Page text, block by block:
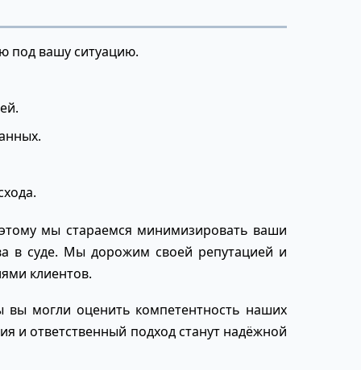
под вашу ситуацию.
мы стараемся минимизировать ваши
в суде. Мы дорожим своей репутацией и
клиентов.
могли оценить компетентность наших
и ответственный подход станут надёжной